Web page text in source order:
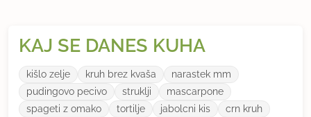
KAJ SE DANES KUHA
kišlo zelje kruh brez kvaša
narastek mm
pudingovo pecivo
struklji
mascarpone
spageti z omako
tortilje jabolcni kis
crn kruh